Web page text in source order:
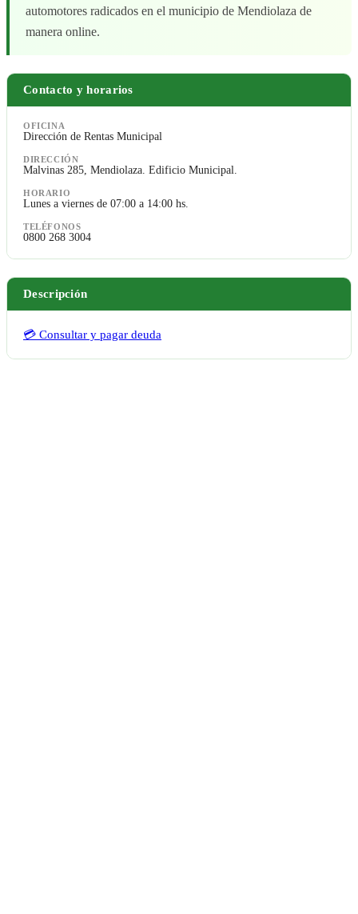
automotores radicados en el municipio de Mendiolaza de
manera online.
Contacto y horarios
OFICINA
Dirección de Rentas Municipal
DIRECCIÓN
Malvinas 285, Mendiolaza. Edificio Municipal.
HORARIO
Lunes a viernes de 07:00 a 14:00 hs.
TELÉFONOS
0800 268 3004
Descripción
💳 Consultar y pagar deuda